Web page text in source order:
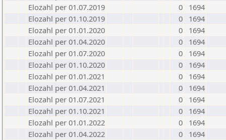
Elozahl per 01.07.2019
0
1694
Elozahl per 01.10.2019
0
1694
Elozahl per 01.01.2020
0
1694
Elozahl per 01.04.2020
0
1694
Elozahl per 01.07.2020
0
1694
Elozahl per 01.10.2020
0
1694
Elozahl per 01.01.2021
0
1694
Elozahl per 01.04.2021
0
1694
Elozahl per 01.07.2021
0
1694
Elozahl per 01.10.2021
0
1694
Elozahl per 01.01.2022
0
1694
Elozahl per 01.04.2022
0
1694